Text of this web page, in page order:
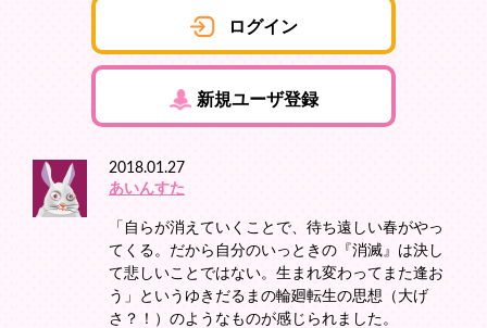
ログイン
新規ユーザ登録
2018.01.27
あいんすた
「自らが消えていくことで、待ち遠しい春がやっ
てくる。だから自分のいっときの『消滅』は決し
て悲しいことではない。生まれ変わってまた逢お
う」というゆきだるまの輪廻転生の思想（大げ
さ？！）のようなものが感じられました。